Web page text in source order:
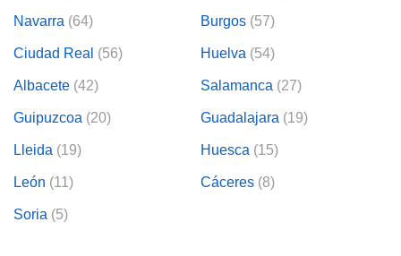
o a
de
de los
de datos
objetivo
el
e
Navarra (64) Burgos (57)
Ciudad Real (56) Huelva (54)
Albacete (42) Salamanca (27)
Guipuzcoa (20) Guadalajara (19)
Lleida (19) Huesca (15)
León (11) Cáceres (8)
Soria (5)